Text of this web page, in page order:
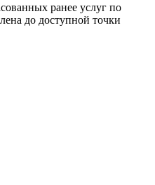
ранее услуг по
до доступной точки